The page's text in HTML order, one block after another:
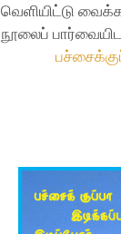
வெளியிட்டு
நூலைப்